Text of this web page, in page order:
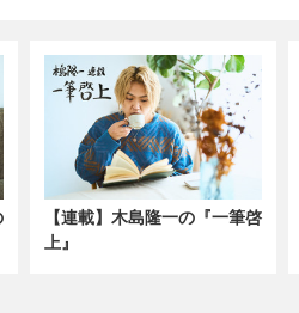
【連載】木島隆一の『一筆啓
上』